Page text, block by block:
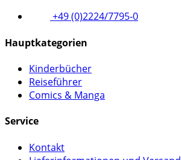
+49 (0)2224/7795-0
Hauptkategorien
Kinderbücher
Reiseführer
Comics & Manga
Service
Kontakt